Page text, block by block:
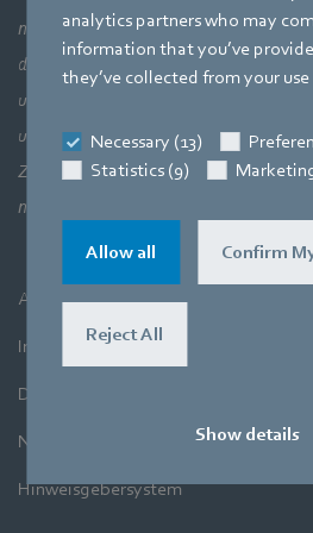
analytics partners who may
information that you’ve
they’ve collected from your
Necessary (13)
Statistics (9)
Allow all Confirm
Reject All
Show details
nicht das Ganze sehen: lufttechnische
damit das perfekte Zusammenspiel
und Strömungstechnik. Unsere drei
unseren Produkten in unmittelbarer
Zielsetzung ist es immer, Luft und
nutzen.
AGB
Impressum
Datenschutz
Newsletter
Hinweisgebersystem